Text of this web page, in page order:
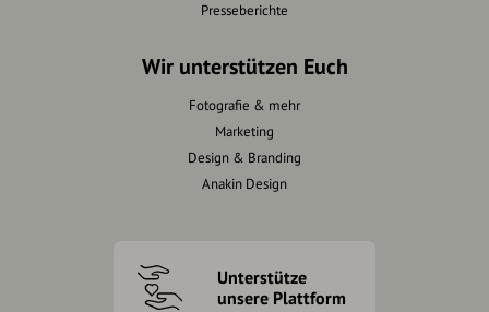
Presseberichte
Wir unterstützen Euch
Fotografie & mehr
Marketing
Design & Branding
Anakin Design
Unterstütze
unsere Plattform